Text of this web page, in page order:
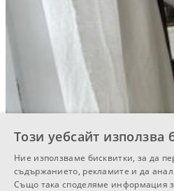
Този уебсайт използва
Ние използваме бисквитки, за да
съдържанието, рекламите и да
Също така споделяме информация